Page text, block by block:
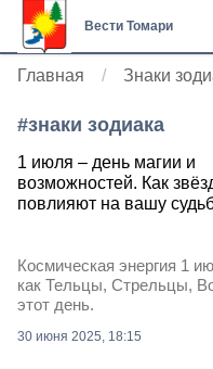
Вести Томари
Главная Знаки
#знаки зодиака
1 июля – день магии и
возможностей. Как
повлияют на вашу
Космическая энергия 1
как Тельцы, Стрельцы,
этот день.
30 июня 2025, 18:15